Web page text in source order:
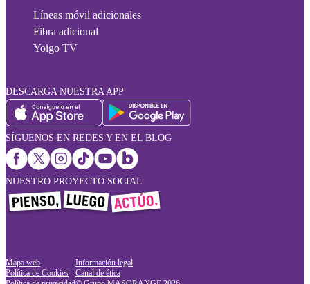
Líneas móvil adicionales
Fibra adicional
Yoigo TV
DESCARGA NUESTRA APP
SÍGUENOS EN REDES Y EN EL BLOG
NUESTRO PROYECTO SOCIAL
Mapa web
Política de Cookies
Información legal
Canal de ética